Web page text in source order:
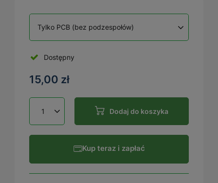
Tylko PCB (bez podzespołów)
Dostępny
15,00 zł
Dodaj do koszyka
Kup teraz i zapłać